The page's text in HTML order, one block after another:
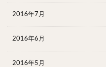
2016年7月
2016年6月
2016年5月